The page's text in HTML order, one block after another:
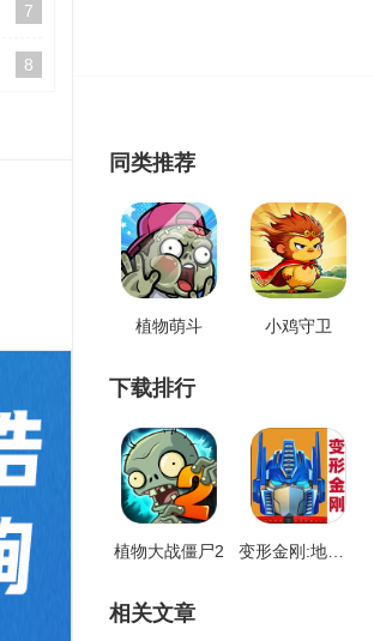
7
8
同类推荐
植物萌斗 小鸡守卫
下载排行
植物大战僵尸2
相关文章